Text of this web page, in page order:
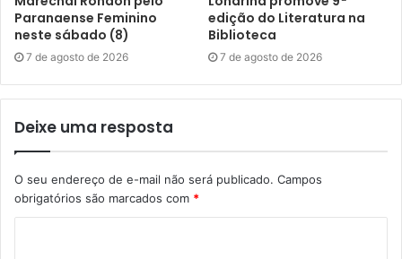
Etiquetas Ballet de Londrina
Dança nas Escolas
escola municipal de dança
Paranaense Feminino
neste sábado (8)
7 de agosto de 2026
edição do Literatura na
Biblioteca
7 de agosto de 2026
Deixe uma resposta
O seu endereço de e-mail não será publicado. Campos
obrigatórios são marcados com *